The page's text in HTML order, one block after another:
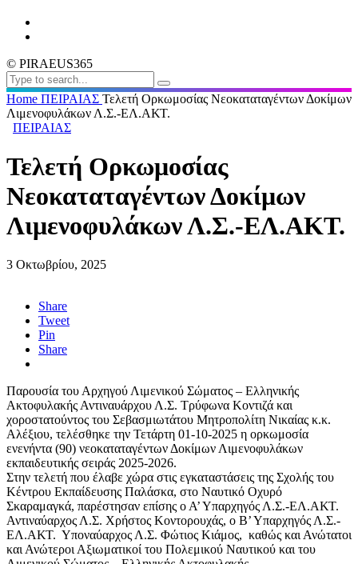
© PIRAEUS365
Home ΠΕΙΡΑΙΑΣ Τελετή Ορκωμοσίας Νεοκαταταγέντων Δοκίμων
Λιμενοφυλάκων Λ.Σ.-ΕΛ.ΑΚΤ.
ΠΕΙΡΑΙΑΣ
Τελετή Ορκωμοσίας
Νεοκαταταγέντων Δοκίμων
Λιμενοφυλάκων Λ.Σ.-ΕΛ.ΑΚΤ.
3 Οκτωβρίου, 2025
Share
Tweet
Pin
Share
Παρουσία του Αρχηγού Λιμενικού Σώματος – Ελληνικής
Ακτοφυλακής Αντιναυάρχου Λ.Σ. Τρύφωνα Κοντιζά και
χοροστατούντος του Σεβασμιωτάτου Μητροπολίτη Νικαίας κ.κ.
Αλέξιου, τελέσθηκε την Τετάρτη 01-10-2025 η ορκωμοσία
ενενήντα (90) νεοκαταταγέντων Δοκίμων Λιμενοφυλάκων
εκπαιδευτικής σειράς 2025-2026.
Στην τελετή που έλαβε χώρα στις εγκαταστάσεις της Σχολής του
Κέντρου Εκπαίδευσης Παλάσκα, στο Ναυτικό Οχυρό
Σκαραμαγκά, παρέστησαν επίσης ο Α’ Υπαρχηγός Λ.Σ.-ΕΛ.ΑΚΤ.
Αντιναύαρχος Λ.Σ. Χρήστος Κοντορουχάς, ο Β’ Υπαρχηγός Λ.Σ.-
ΕΛ.ΑΚΤ. Υποναύαρχος Λ.Σ. Φώτιος Κιάμος, καθώς και Ανώτατoι
και Ανώτεροι Αξιωματικοί του Πολεμικού Ναυτικού και του